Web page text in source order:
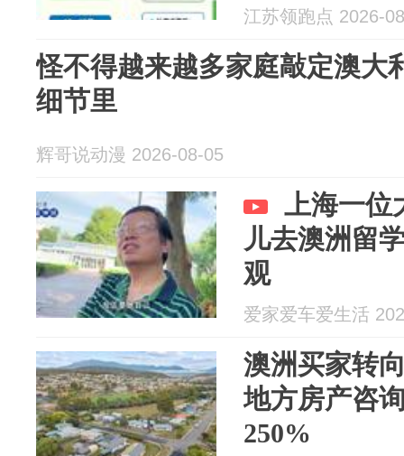
江苏领跑点 2026-
怪不得越来越多家庭敲定澳大
细节里
辉哥说动漫 2026-08-05
上海一位
儿去澳洲留
观
爱家爱车爱生活
澳洲买家转
地方房产咨
250%